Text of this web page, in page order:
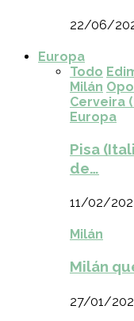
22/06/
Europa
Todo
Milán
Cerveira
Europa
Pisa
de…
11/02/
Milán
Milán
27/01/